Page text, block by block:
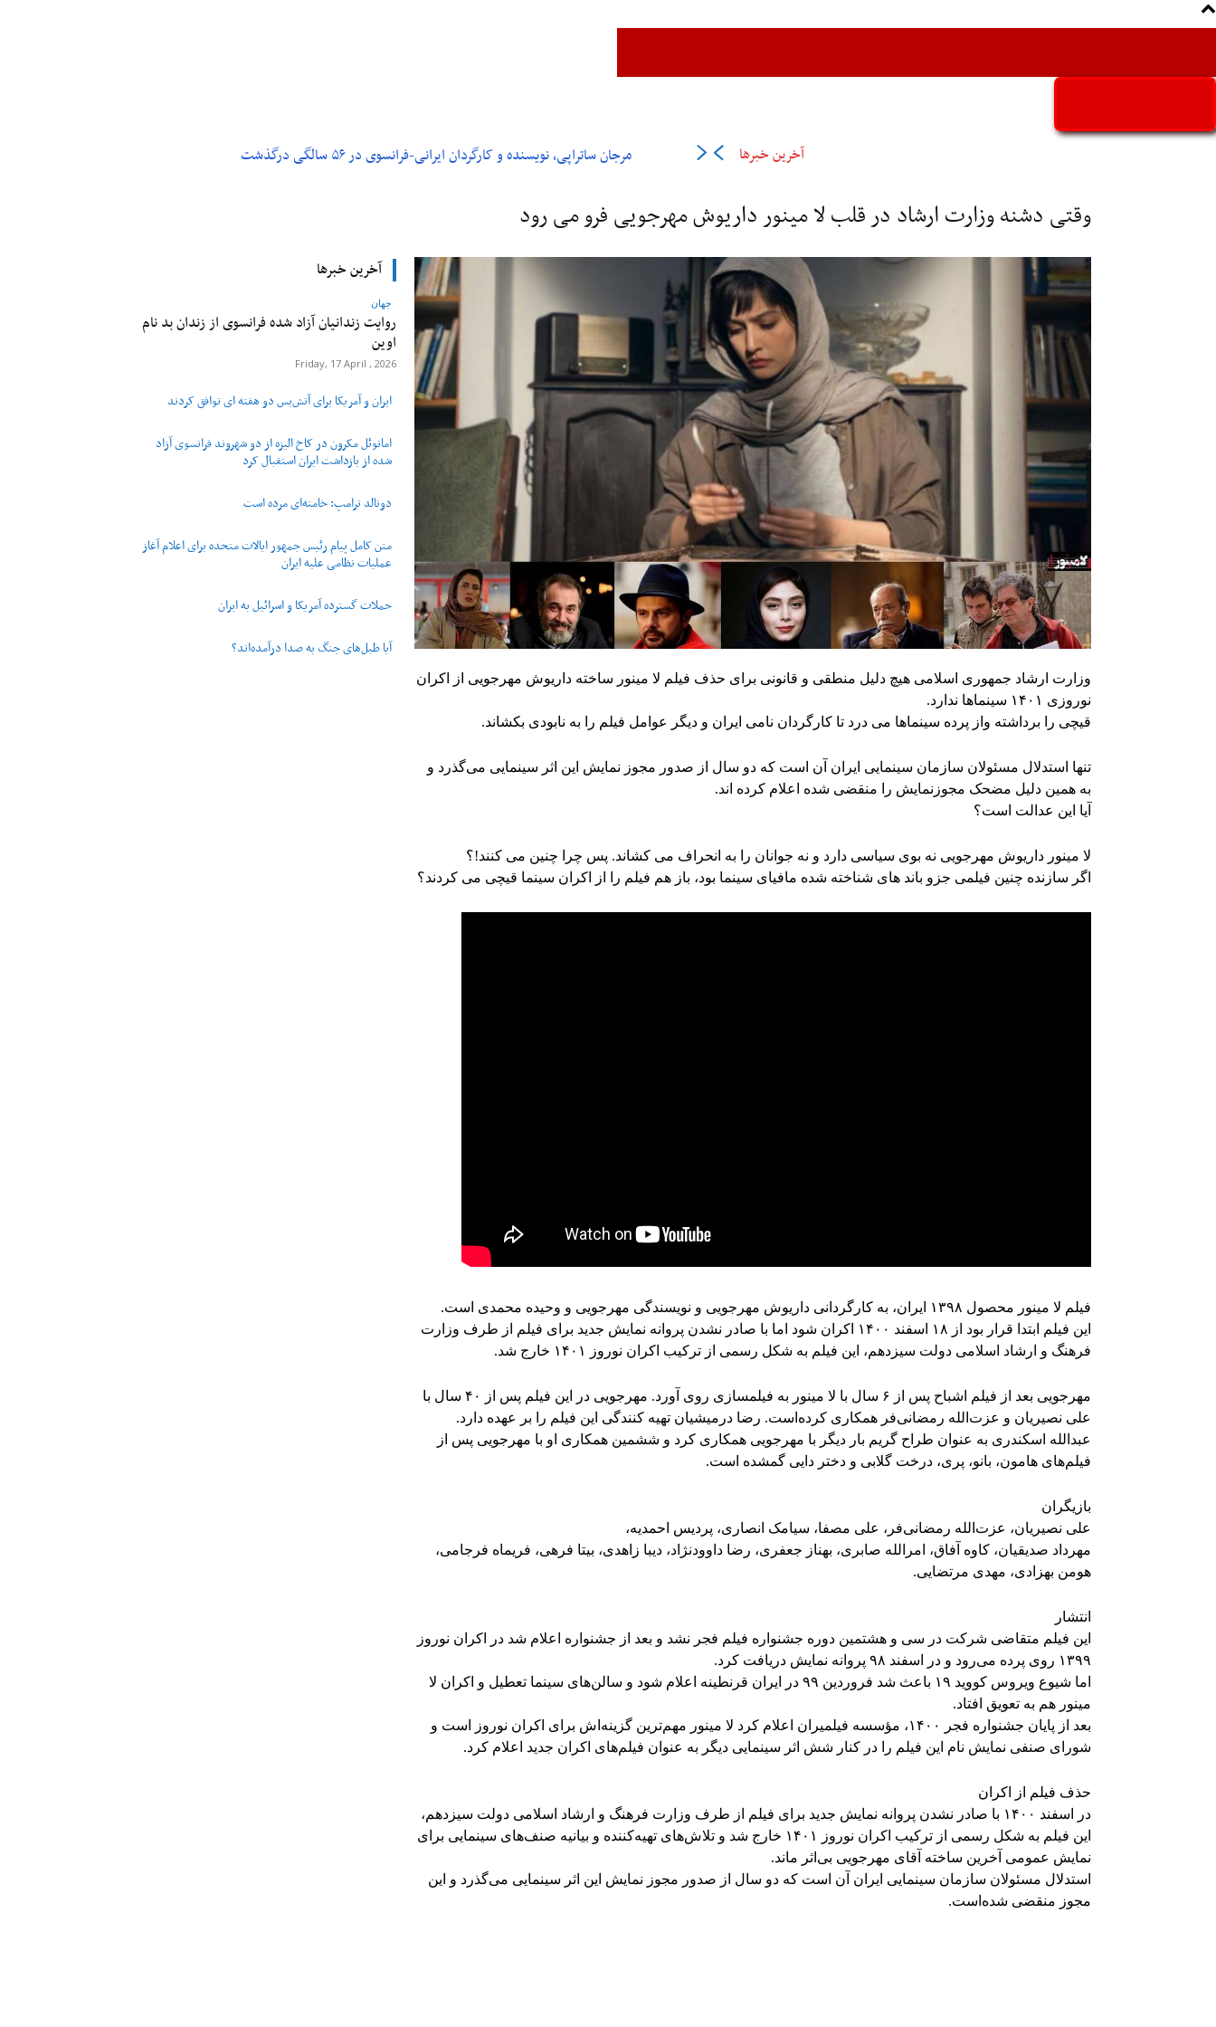
آخرین خبرها مرجان ساتراپی، نویسنده و کارگردان ایرانی-فرانسوی در ۵۶ سالگی درگذشت
وقتی دشنه وزارت ارشاد در قلب لا مینور داریوش مهرجویی فرو می رود
وزارت ارشاد جمهوری اسلامی هیچ دلیل منطقی و قانونی برای حذف فیلم لا مینور ساخته داریوش مهرجویی از اکران
نوروزی ۱۴۰۱ سینماها ندارد.
قیچی را برداشته واز پرده سینماها می درد تا کارگردان نامی ایران و دیگر عوامل فیلم را به نابودی بکشاند.
تنها استدلال مسئولان سازمان سینمایی ایران آن است که دو سال از صدور مجوز نمایش این اثر سینمایی می‌گذرد و
به همین دلیل مضحک مجوزنمایش را منقضی شده‌ اعلام کرده اند.
آیا این عدالت است؟
لا مینور داریوش مهرجویی نه بوی سیاسی دارد و نه جوانان را به انحراف می کشاند. پس چرا چنین می کنند!؟
اگر سازنده چنین فیلمی جزو باند های شناخته شده مافیای سینما بود، باز هم فیلم را از اکران سینما قیچی می کردند؟
فیلم لا مینور محصول ۱۳۹۸ ایران، به کارگردانی داریوش مهرجویی و نویسندگی مهرجویی و وحیده محمدی است.
این فیلم ابتدا قرار بود از ۱۸ اسفند ۱۴۰۰ اکران شود اما با صادر نشدن پروانه نمایش جدید برای فیلم از طرف وزارت
فرهنگ و ارشاد اسلامی دولت سیزدهم، این فیلم به شکل رسمی از ترکیب اکران نوروز ۱۴۰۱ خارج شد.
مهرجویی بعد از فیلم اشباح پس از ۶ سال با لا مینور به فیلمسازی روی آورد. مهرجویی در این فیلم پس از ۴۰ سال با
علی نصیریان و عزت‌الله رمضانی‌فر همکاری کرده‌است. رضا درمیشیان تهیه کنندگی این فیلم را بر عهده دارد.
عبدالله اسکندری به عنوان طراح گریم بار دیگر با مهرجویی همکاری کرد و ششمین همکاری او با مهرجویی پس از
فیلم‌های هامون، بانو، پری، درخت گلابی و دختر دایی گمشده است.
بازیگران
علی نصیریان، عزت‌الله رمضانی‌فر، علی مصفا، سیامک انصاری، پردیس احمدیه،
مهرداد صدیقیان، کاوه آفاق، امرالله صابری، بهناز جعفری، رضا داوودنژاد، دیبا زاهدی، بیتا فرهی، فریماه فرجامی،
هومن بهزادی، مهدی مرتضایی.
انتشار
این فیلم متقاضی شرکت در سی و هشتمین دوره جشنواره فیلم فجر نشد و بعد از جشنواره اعلام شد در اکران نوروز
۱۳۹۹ روی پرده می‌رود و در اسفند ۹۸ پروانه نمایش دریافت کرد.
اما شیوع ویروس کووید ۱۹ باعث شد فروردین ۹۹ در ایران قرنطینه اعلام شود و سالن‌های سینما تعطیل و اکران لا
مینور هم به تعویق افتاد.
بعد از پایان جشنواره فجر ۱۴۰۰، مؤسسه فیلمیران اعلام کرد لا مینور مهم‌ترین گزینه‌اش برای اکران نوروز است و
شورای صنفی نمایش نام این فیلم را در کنار شش اثر سینمایی دیگر به عنوان فیلم‌های اکران جدید اعلام کرد.
حذف فیلم از اکران
در اسفند ۱۴۰۰ با صادر نشدن پروانه نمایش جدید برای فیلم از طرف وزارت فرهنگ و ارشاد اسلامی دولت سیزدهم،
این فیلم به شکل رسمی از ترکیب اکران نوروز ۱۴۰۱ خارج شد و تلاش‌های تهیه‌کننده و بیانیه صنف‌های سینمایی برای
نمایش عمومی آخرین ساخته آقای مهرجویی بی‌اثر ماند.
استدلال مسئولان سازمان سینمایی ایران آن است که دو سال از صدور مجوز نمایش این اثر سینمایی می‌گذرد و این
مجوز منقضی شده‌است.
آخرین خبرها
جهان
روایت زندانیان آزاد شده فرانسوی از زندان ‌بد نام
اوین
Friday, 17 April , 2026
ایران و آمریکا برای آتش‌بس دو هفته‌ ای توافق کردند
امانوئل مکرون در کاخ الیزه از دو شهروند فرانسوی آزاد
شده از بازداشت ایران استقبال کرد
دونالد ترامپ: خامنه‌ای مرده است
متن کامل پیام رئیس جمهور ایالات متحده برای اعلام آغاز
عملیات نظامی علیه ایران
حملات گسترده آمریکا و اسرائیل به ایران
آیا طبل‌های جنگ به صدا درآمده‌اند؟